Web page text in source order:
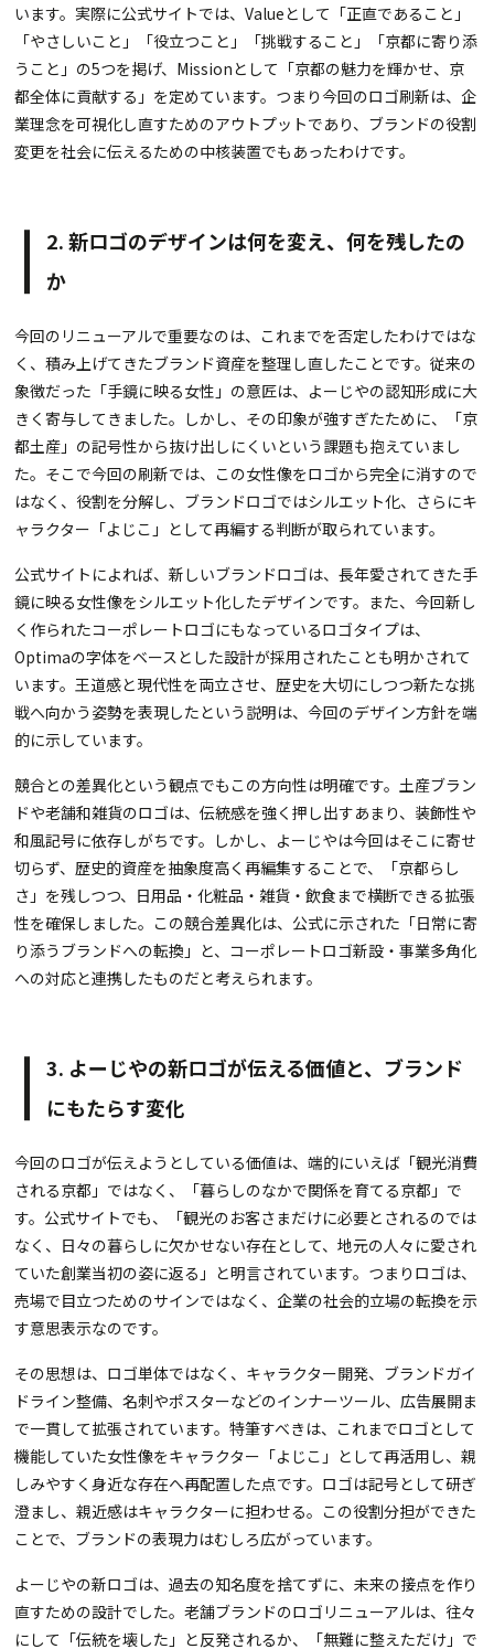
います。実際に公式サイトでは、Valueとして「正直であること」
「やさしいこと」「役立つこと」「挑戦すること」「京都に寄り添
うこと」の5つを掲げ、Missionとして「京都の魅力を輝かせ、京
都全体に貢献する」を定めています。つまり今回のロゴ刷新は、企
業理念を可視化し直すためのアウトプットであり、ブランドの役割
変更を社会に伝えるための中核装置でもあったわけです。
2. 新ロゴのデザインは何を変え、何を残したの
か
今回のリニューアルで重要なのは、これまでを否定したわけではな
く、積み上げてきたブランド資産を整理し直したことです。従来の
象徴だった「手鏡に映る女性」の意匠は、よーじやの認知形成に大
きく寄与してきました。しかし、その印象が強すぎたために、「京
都土産」の記号性から抜け出しにくいという課題も抱えていまし
た。そこで今回の刷新では、この女性像をロゴから完全に消すので
はなく、役割を分解し、ブランドロゴではシルエット化、さらにキ
ャラクター「よじこ」として再編する判断が取られています。
公式サイトによれば、新しいブランドロゴは、長年愛されてきた手
鏡に映る女性像をシルエット化したデザインです。また、今回新し
く作られたコーポレートロゴにもなっているロゴタイプは、
Optimaの字体をベースとした設計が採用されたことも明かされて
います。王道感と現代性を両立させ、歴史を大切にしつつ新たな挑
戦へ向かう姿勢を表現したという説明は、今回のデザイン方針を端
的に示しています。
競合との差異化という観点でもこの方向性は明確です。土産ブラン
ドや老舗和雑貨のロゴは、伝統感を強く押し出すあまり、装飾性や
和風記号に依存しがちです。しかし、よーじやは今回はそこに寄せ
切らず、歴史的資産を抽象度高く再編集することで、「京都らし
さ」を残しつつ、日用品・化粧品・雑貨・飲食まで横断できる拡張
性を確保しました。この競合差異化は、公式に示された「日常に寄
り添うブランドへの転換」と、コーポレートロゴ新設・事業多角化
への対応と連携したものだと考えられます。
3. よーじやの新ロゴが伝える価値と、ブランド
にもたらす変化
今回のロゴが伝えようとしている価値は、端的にいえば「観光消費
される京都」ではなく、「暮らしのなかで関係を育てる京都」で
す。公式サイトでも、「観光のお客さまだけに必要とされるのでは
なく、日々の暮らしに欠かせない存在として、地元の人々に愛され
ていた創業当初の姿に返る」と明言されています。つまりロゴは、
売場で目立つためのサインではなく、企業の社会的立場の転換を示
す意思表示なのです。
その思想は、ロゴ単体ではなく、キャラクター開発、ブランドガイ
ドライン整備、名刺やポスターなどのインナーツール、広告展開ま
で一貫して拡張されています。特筆すべきは、これまでロゴとして
機能していた女性像をキャラクター「よじこ」として再活用し、親
しみやすく身近な存在へ再配置した点です。ロゴは記号として研ぎ
澄まし、親近感はキャラクターに担わせる。この役割分担ができた
ことで、ブランドの表現力はむしろ広がっています。
よーじやの新ロゴは、過去の知名度を捨てずに、未来の接点を作り
直すための設計でした。老舗ブランドのロゴリニューアルは、往々
にして「伝統を壊した」と反発されるか、「無難に整えただけ」で